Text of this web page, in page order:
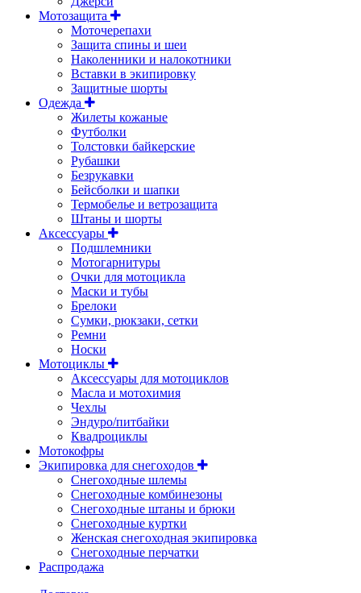
Мотозащита
Моточерепахи
Защита спины и шеи
Наколенники и налокотники
Вставки в экипировку
Защитные шорты
Одежда
Жилеты кожаные
Футболки
Толстовки байкерские
Рубашки
Безрукавки
Бейсболки и шапки
Термобелье и ветрозащита
Штаны и шорты
Аксессуары
Подшлемники
Мотогарнитуры
Очки для мотоцикла
Маски и тубы
Брелоки
Сумки, рюкзаки, сетки
Ремни
Носки
Мотоциклы
Аксессуары для мотоциклов
Масла и мотохимия
Чехлы
Эндуро/питбайки
Квадроциклы
Мотокофры
Экипировка для снегоходов
Снегоходные шлемы
Снегоходные комбинезоны
Снегоходные штаны и брюки
Снегоходные куртки
Женская снегоходная экипировка
Снегоходные перчатки
Распродажа